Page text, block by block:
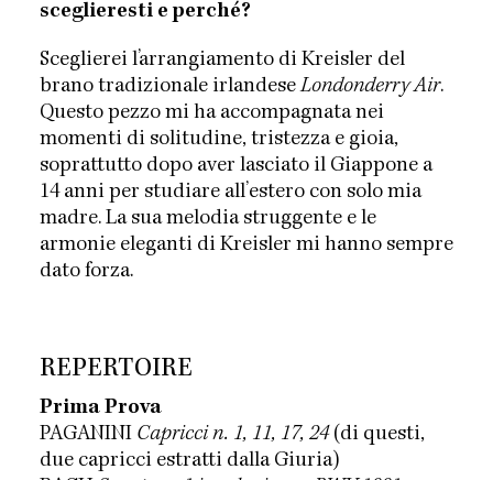
sceglieresti e perché?
Sceglierei l’arrangiamento di Kreisler del
brano tradizionale irlandeseLondonderry Air.
Questo pezzo mi ha accompagnata nei
momenti di solitudine, tristezza e gioia,
soprattutto dopo aver lasciato il Giappone a
14 anni per studiare all’estero con solo mia
madre. La sua melodia struggente e le
armonie eleganti di Kreisler mi hanno sempre
dato forza.
REPERTOIRE
Prima Prova
PAGANINI Capricci n. 1, 11, 17, 24(di questi,
due capricci estratti dalla Giuria)